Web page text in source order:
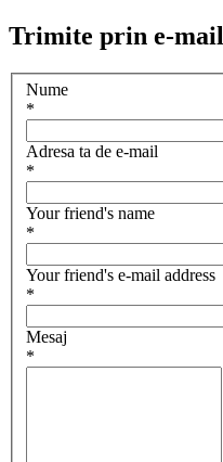
Trimite prin e-mail
Nume
*
Adresa ta de e-mail
*
Your friend's name
*
Your friend's e-mail address
*
Mesaj
*